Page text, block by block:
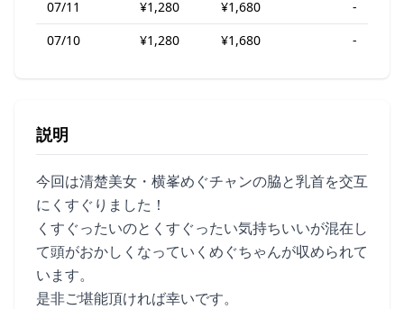
07/11
¥1,280 ¥1,680
-
07/10
¥1,280 ¥1,680 -
説明
今回は清楚美女・横峯めぐチャンの脇と乳首を交互
にくすぐりました！
くすぐったいのとくすぐったい気持ちいいが混在し
て頭がおかしくなっていくめぐちゃんが収められて
います。
是非ご堪能頂ければ幸いです。